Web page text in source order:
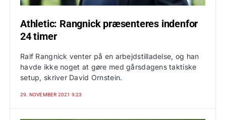
Athletic: Rangnick præsenteres indenfor
24 timer
Ralf Rangnick venter på en arbejdstilladelse, og han
havde ikke noget at gøre med gårsdagens taktiske
setup, skriver David Ornstein.
29. NOVEMBER 2021 9:23